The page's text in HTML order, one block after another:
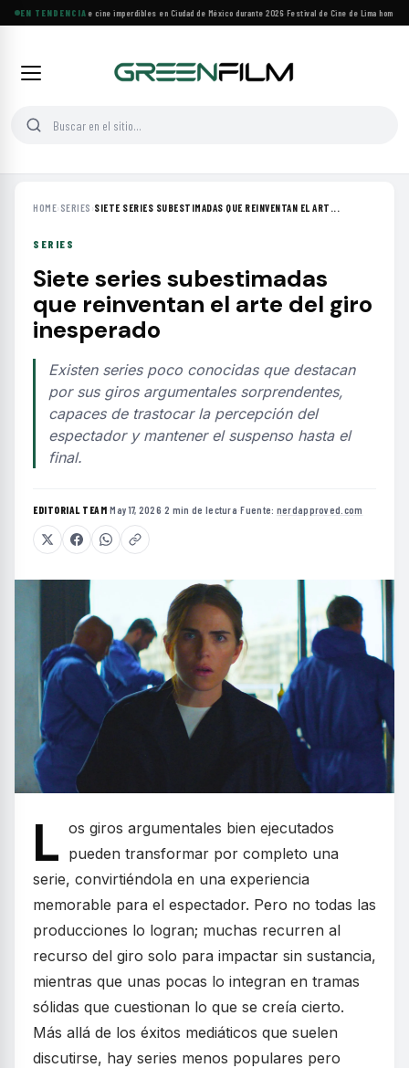
EN TENDENCIA
Cuatro festivales de cine imperdibles en Ciudad de México durante 2026·Festival de Cine de Lima
HOME› SERIES ›SIETE SERIES SUBESTIMADAS QUE REINVENTAN EL ART...
SERIES
Siete series subestimadas
que reinventan el arte del giro
inesperado
Existen series poco conocidas que destacan
por sus giros argumentales sorprendentes,
capaces de trastocar la percepción del
espectador y mantener el suspenso hasta el
final.
EDITORIAL TEAM·May 17, 2026·2 min de lectura·Fuente: nerdapproved.com
L os giros argumentales bien ejecutados
pueden transformar por completo una
serie, convirtiéndola en una experiencia
memorable para el espectador. Pero no todas las
producciones lo logran; muchas recurren al
recurso del giro solo para impactar sin sustancia,
mientras que unas pocas lo integran en tramas
sólidas que cuestionan lo que se creía cierto.
Más allá de los éxitos mediáticos que suelen
discutirse, hay series menos populares pero